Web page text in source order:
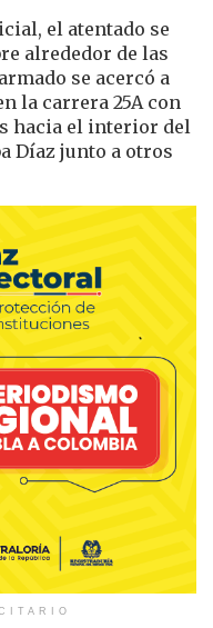
el atentado se
alrededor de las
se acercó a
la carrera 25A con
hacia el interior del
Díaz junto a otros